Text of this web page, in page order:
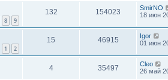
8 9
132 154023
SmirNO
18 июн
1 2
15 46915
Igor
01 июн
4 35497
Cleo
26 май